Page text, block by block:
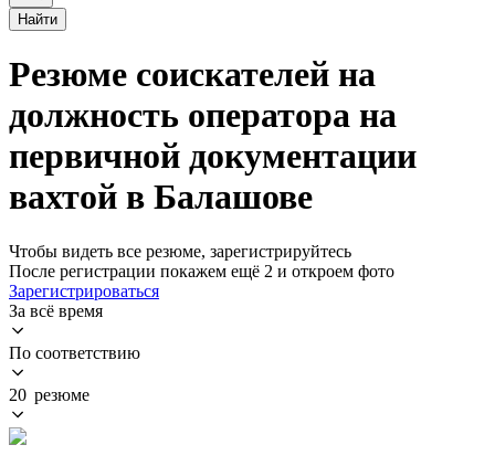
Найти
Резюме соискателей на
должность оператора на
первичной документации
вахтой в Балашове
Чтобы видеть все резюме, зарегистрируйтесь
После регистрации покажем ещё 2 и откроем фото
Зарегистрироваться
За всё время
По соответствию
20 резюме